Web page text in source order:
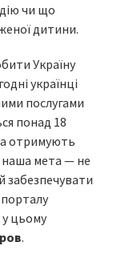
чи що
дитини.
Україну
українці
послугами
понад 18
отримують
наша мета — не
забезпечувати
у цьому
.